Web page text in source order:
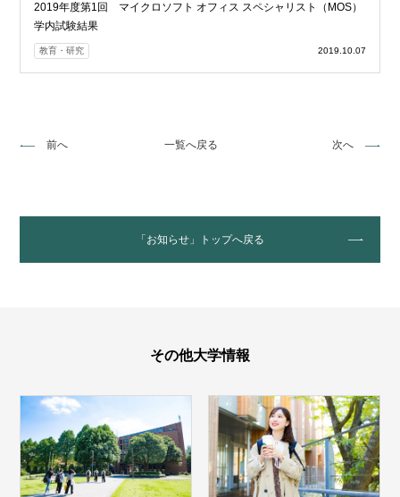
2019年度第1回 マイクロソフト オフィス スペシャリスト（MOS）
学内試験結果
教育・研究 2019.10.07
前へ 一覧へ戻る 次へ
「お知らせ」トップへ戻る
その他大学情報